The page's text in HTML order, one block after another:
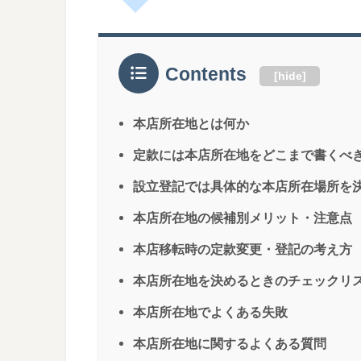
Contents [hide]
本店所在地とは何か
定款には本店所在地をどこまで書くべ
設立登記では具体的な本店所在場所を
本店所在地の候補別メリット・注意点
本店移転時の定款変更・登記の考え方
本店所在地を決めるときのチェックリ
本店所在地でよくある失敗
本店所在地に関するよくある質問